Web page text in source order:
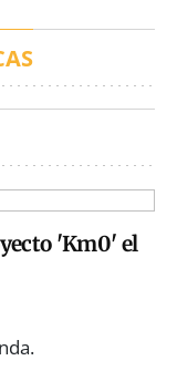
'Km0' el